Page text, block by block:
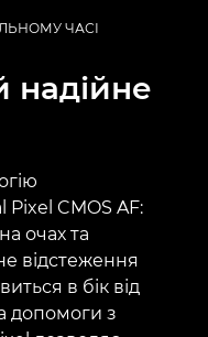
ЧАСІ
надійне
CMOS AF:
очах та
відстеження
в бік від
допомоги з